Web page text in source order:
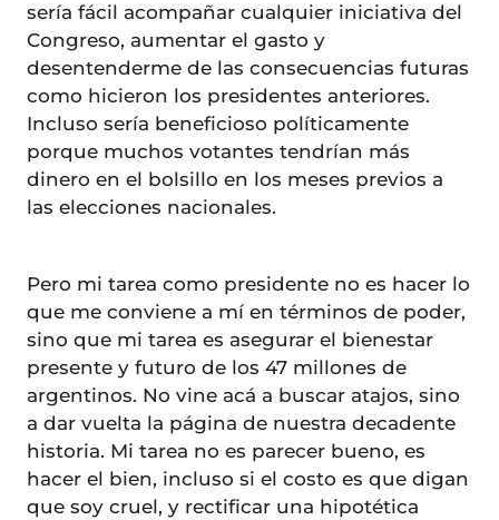
sería fácil acompañar cualquier iniciativa del
Congreso, aumentar el gasto y
desentenderme de las consecuencias futuras
como hicieron los presidentes anteriores.
Incluso sería beneficioso políticamente
porque muchos votantes tendrían más
dinero en el bolsillo en los meses previos a
las elecciones nacionales.
Pero mi tarea como presidente no es hacer lo
que me conviene a mí en términos de poder,
sino que mi tarea es asegurar el bienestar
presente y futuro de los 47 millones de
argentinos. No vine acá a buscar atajos, sino
a dar vuelta la página de nuestra decadente
historia. Mi tarea no es parecer bueno, es
hacer el bien, incluso si el costo es que digan
que soy cruel, y rectificar una hipotética